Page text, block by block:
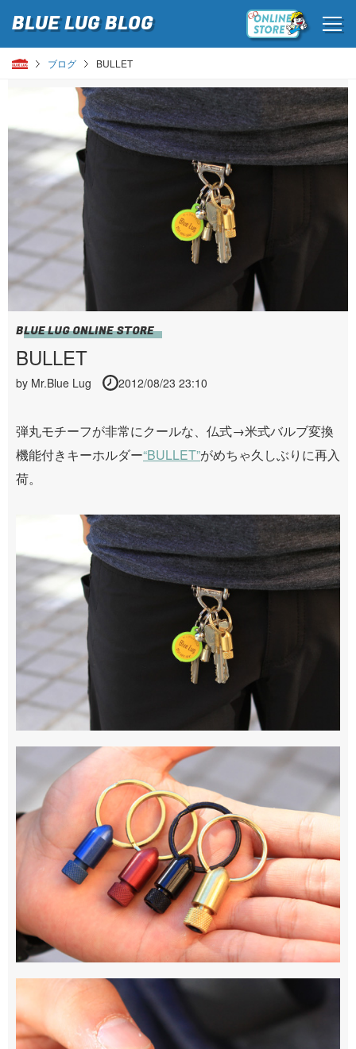
BLUE LUGBLOG
ブログ BULLET
BLUE LUG ONLINE STORE
BULLET
by Mr.Blue Lug 2012/08/23 23:10
弾丸モチーフが非常にクールな、仏式→米式バルブ変換
機能付きキーホルダー“BULLET”がめちゃ久しぶりに再入
荷。